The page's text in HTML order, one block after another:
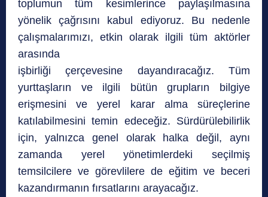
toplumun tüm kesimlerince paylaşılmasına
yönelik çağrısını kabul ediyoruz. Bu nedenle
çalışmalarımızı, etkin olarak ilgili tüm aktörler
arasında
işbirliği çerçevesine dayandıracağız. Tüm
yurttaşların ve ilgili bütün grupların bilgiye
erişmesini ve yerel karar alma süreçlerine
katılabilmesini temin edeceğiz. Sürdürülebilirlik
için, yalnızca genel olarak halka değil, aynı
zamanda yerel yönetimlerdeki seçilmiş
temsilcilere ve görevlilere de eğitim ve beceri
kazandırmanın fırsatlarını arayacağız.